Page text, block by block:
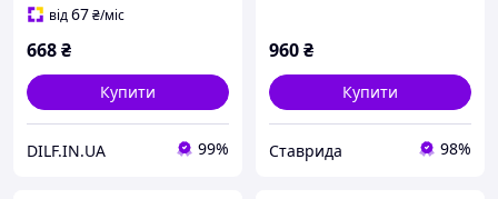
від67₴/міс
668₴
Купити
DILF.IN.UA 99%
960₴
Купити
Ставрида 98%